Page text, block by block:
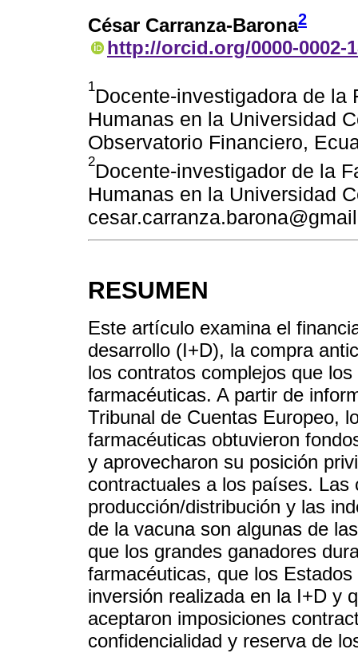
César Carranza-Barona2
http://orcid.org/0000-0002-
1Docente-investigadora de
Humanas en la Universidad
Observatorio Financiero,
2Docente-investigador de la
Humanas en la Universidad
RESUMEN
Este artículo examina el
desarrollo (I+D), la compra
los contratos complejos que
farmacéuticas. A partir de
Tribunal de Cuentas Europeo,
farmacéuticas obtuvieron
y aprovecharon su posición
contractuales a los países. Las
producción/distribución y las
de la vacuna son algunas de
que los grandes ganadores
farmacéuticas, que los
inversión realizada en la I+D y
aceptaron imposiciones
confidencialidad y reserva de